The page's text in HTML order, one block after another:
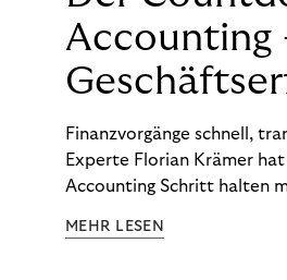
Accounting
Finanzvorgänge schnell,
Experte Florian Krämer
Accounting Schritt halten
MEHR LESEN